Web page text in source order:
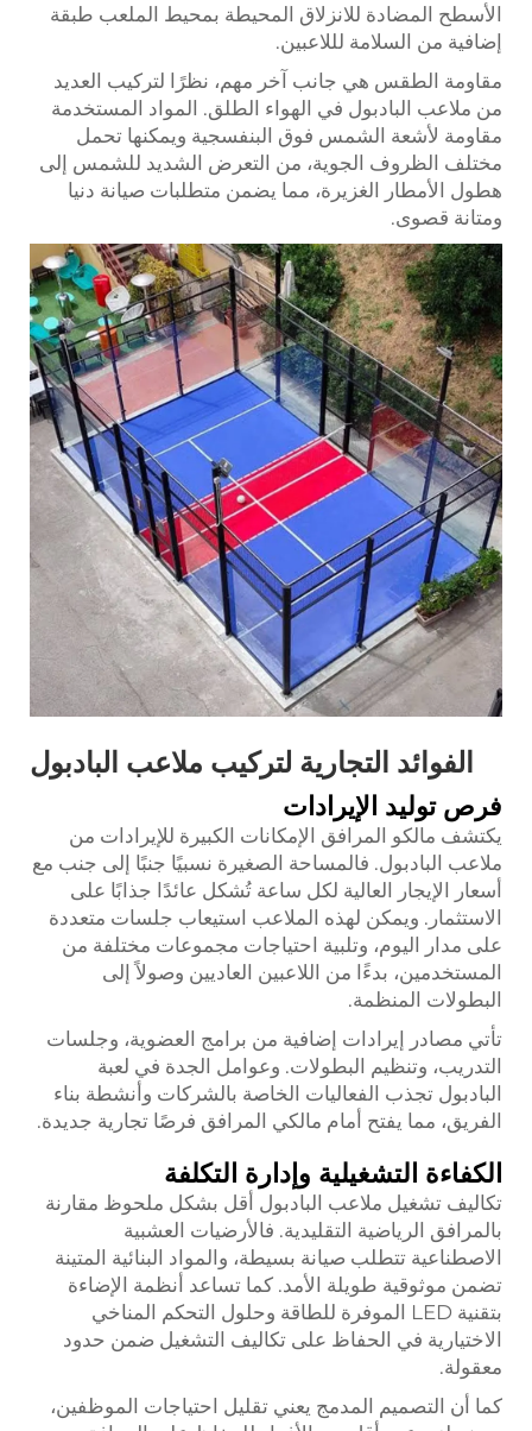
الأسطح المضادة للانزلاق المحيطة بمحيط الملعب طبقة
إضافية من السلامة لللاعبين.
مقاومة الطقس هي جانب آخر مهم، نظرًا لتركيب العديد
من ملاعب البادبول في الهواء الطلق. المواد المستخدمة
مقاومة لأشعة الشمس فوق البنفسجية ويمكنها تحمل
مختلف الظروف الجوية، من التعرض الشديد للشمس إلى
هطول الأمطار الغزيرة، مما يضمن متطلبات صيانة دنيا
ومتانة قصوى.
الفوائد التجارية لتركيب ملاعب البادبول
فرص توليد الإيرادات
يكتشف مالكو المرافق الإمكانات الكبيرة للإيرادات من
ملاعب البادبول. فالمساحة الصغيرة نسبيًا جنبًا إلى جنب مع
أسعار الإيجار العالية لكل ساعة تُشكل عائدًا جذابًا على
الاستثمار. ويمكن لهذه الملاعب استيعاب جلسات متعددة
على مدار اليوم، وتلبية احتياجات مجموعات مختلفة من
المستخدمين، بدءًا من اللاعبين العاديين وصولاً إلى
البطولات المنظمة.
تأتي مصادر إيرادات إضافية من برامج العضوية، وجلسات
التدريب، وتنظيم البطولات. وعوامل الجدة في لعبة
البادبول تجذب الفعاليات الخاصة بالشركات وأنشطة بناء
الفريق، مما يفتح أمام مالكي المرافق فرصًا تجارية جديدة.
الكفاءة التشغيلية وإدارة التكلفة
تكاليف تشغيل ملاعب البادبول أقل بشكل ملحوظ مقارنة
بالمرافق الرياضية التقليدية. فالأرضيات العشبية
الاصطناعية تتطلب صيانة بسيطة، والمواد البنائية المتينة
تضمن موثوقية طويلة الأمد. كما تساعد أنظمة الإضاءة
بتقنية LED الموفرة للطاقة وحلول التحكم المناخي
الاختيارية في الحفاظ على تكاليف التشغيل ضمن حدود
معقولة.
كما أن التصميم المدمج يعني تقليل احتياجات الموظفين،